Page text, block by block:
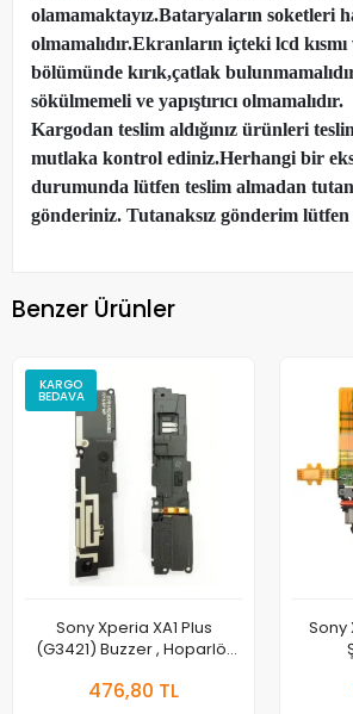
olamamaktayız.Bataryaların soketleri
olmamalıdır.Ekranların içteki lcd
bölümünde kırık,çatlak
sökülmemeli ve yapıştırıcı olmamalıdır.
Kargodan teslim aldığınız ürünleri
mutlaka kontrol ediniz.Herhangi bir
durumunda lütfen teslim almadan
gönderiniz. Tutanaksız gönderim lütfen
Benzer Ürünler
KARGO
BEDAVA
Sony Xperia XA1 Plus
(G3421) Buzzer , Hoparlör
476,80 TL
Sony